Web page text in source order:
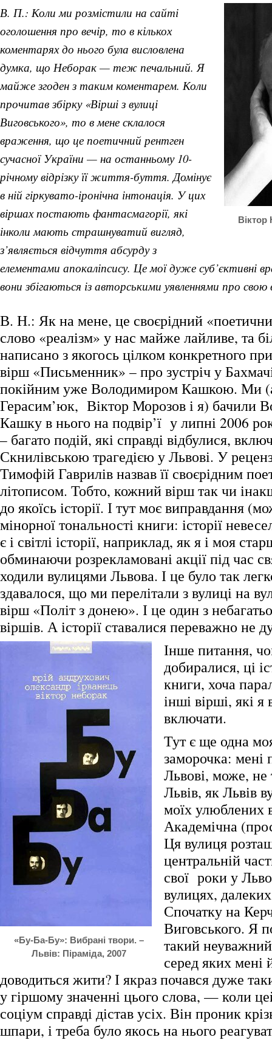
Віктор
В. П.: Коли ми розмістили на сайті
оголошення про вечір, то в кількох
коментарях до нього була висловлена
думка, що Неборак — теж печальний. Я
майже згоден з таким коментарем. Коли
прочитав збірку «Вірші з вулиці
Виговського», то в мене склалося
враження, що це поетичний рентген
сучасної України — на останньому 10-
річному відрізку її життя-буття. Домінує
в ній гіркувато-іронічна інтонація. У цих
віршах постають фантасмагорії, які
інколи мають страшнуватий вигляд,
з’являється відчуття абсурду з
елементами апокаліпсису. Це мої дуже суб’єктивні
вони збігаються із авторськими уявленнями про
В. Н.: Як на мене, це своєрідний
слово «реалізм» у нас майже лайливе, та
написано з якогось цілком конкретного
вірш «Письменник» – про зустріч у
покійним уже Володимиром Кашкою. Ми
Герасим’юк, Віктор Морозов і я) бачили
Кашку в нього на подвір’ї у липні 2006
– багато подій, які справді відбулися,
Скнилівською трагедією у Львові. У
Тимофій Гаврилів назвав її своєрідним
літописом. Тобто, кожний вірш так чи
до якоїсь історії. І тут моє виправдання
мінорної тональності книги: історії
є і світлі історії, наприклад, як я і моя
обминаючи розрекламовані акції під час
ходили вулицями Львова. І це було так
здавалося, що ми перелітали з вулиці на
вірш «Політ з донею». І це один з
віршів. А історії ставалися переважно не
«Бу-Ба-Бу»: Вибрані твори. –
Львів: Піраміда, 2007
Інше питання,
добиралися, ці
книги, хоча
інші вірші, які
включати.
Тут є ще одна
заморочка: мені
Львові, може, не
Львів, як Львів
моїх
Академічна
Ця вулиця
центральній
свої роки у
вулицях,
Спочатку на
Виговського. Я
такий
серед яких мені
доводиться жити? І якраз почався дуже
у гіршому значенні цього слова, — коли
соціум справді дістав усіх. Він проник
шпари, і треба було якось на нього